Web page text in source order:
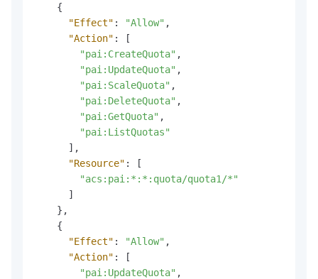
{
"Effect" : "Allow" ,
"Action" :
[
"pai:CreateQuota" ,
"pai:UpdateQuota" ,
"pai:ScaleQuota" ,
"pai:DeleteQuota" ,
"pai:GetQuota" ,
"pai:ListQuotas"
] ,
"Resource" :
[
"acs:pai:*:*:quota/quota1/*"
]
} ,
{
"Effect" : "Allow" ,
"Action" :
[
"pai:UpdateQuota" ,